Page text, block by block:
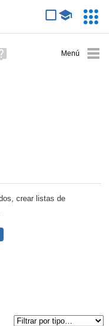
avanzada
crear listas de